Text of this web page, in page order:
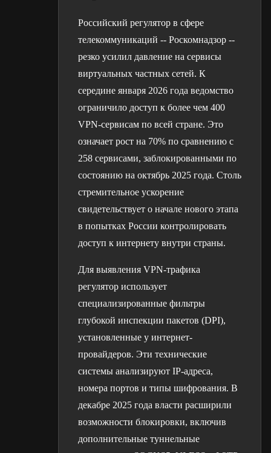
Российский регулятор в сфере
телекоммуникаций -- Роскомнадзор --
резко усилил давление на сервисы
виртуальных частных сетей. К
середине января 2026 года ведомство
ограничило доступ к более чем 400
VPN-сервисам по всей стране. Это
означает рост на 70% по сравнению с
258 сервисами, заблокированными по
состоянию на октябрь 2025 года. Столь
стремительное ускорение
свидетельствует о начале нового этапа
в попытках России контролировать
доступ к интернету внутри страны.
Для выявления VPN-трафика
регулятор использует
специализированные фильтры
глубокой инспекции пакетов (DPI),
установленные у интернет-
провайдеров. Эти технические
системы анализируют IP-адреса,
номера портов и типы шифрования. В
декабре 2025 года власти расширили
возможности блокировки, включив
дополнительные туннельные